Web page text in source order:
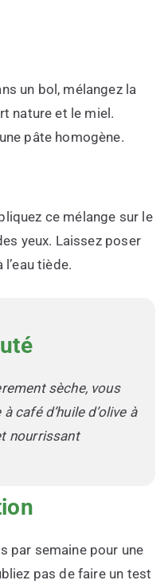
un bol, mélangez la
nature et le miel.
pâte homogène.
ce mélange sur le
yeux. Laissez poser
tiède.
sèche, vous
café d’huile d’olive à
nourrissant
par semaine pour une
pas de faire un test